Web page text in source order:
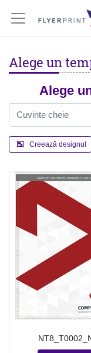
Alege un
Alege
Creează designul